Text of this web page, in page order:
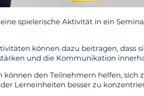
spielerische Aktivität in ein
können dazu beitragen, dass
und die Kommunikation
den Teilnehmern helfen,
Lerneinheiten besser zu